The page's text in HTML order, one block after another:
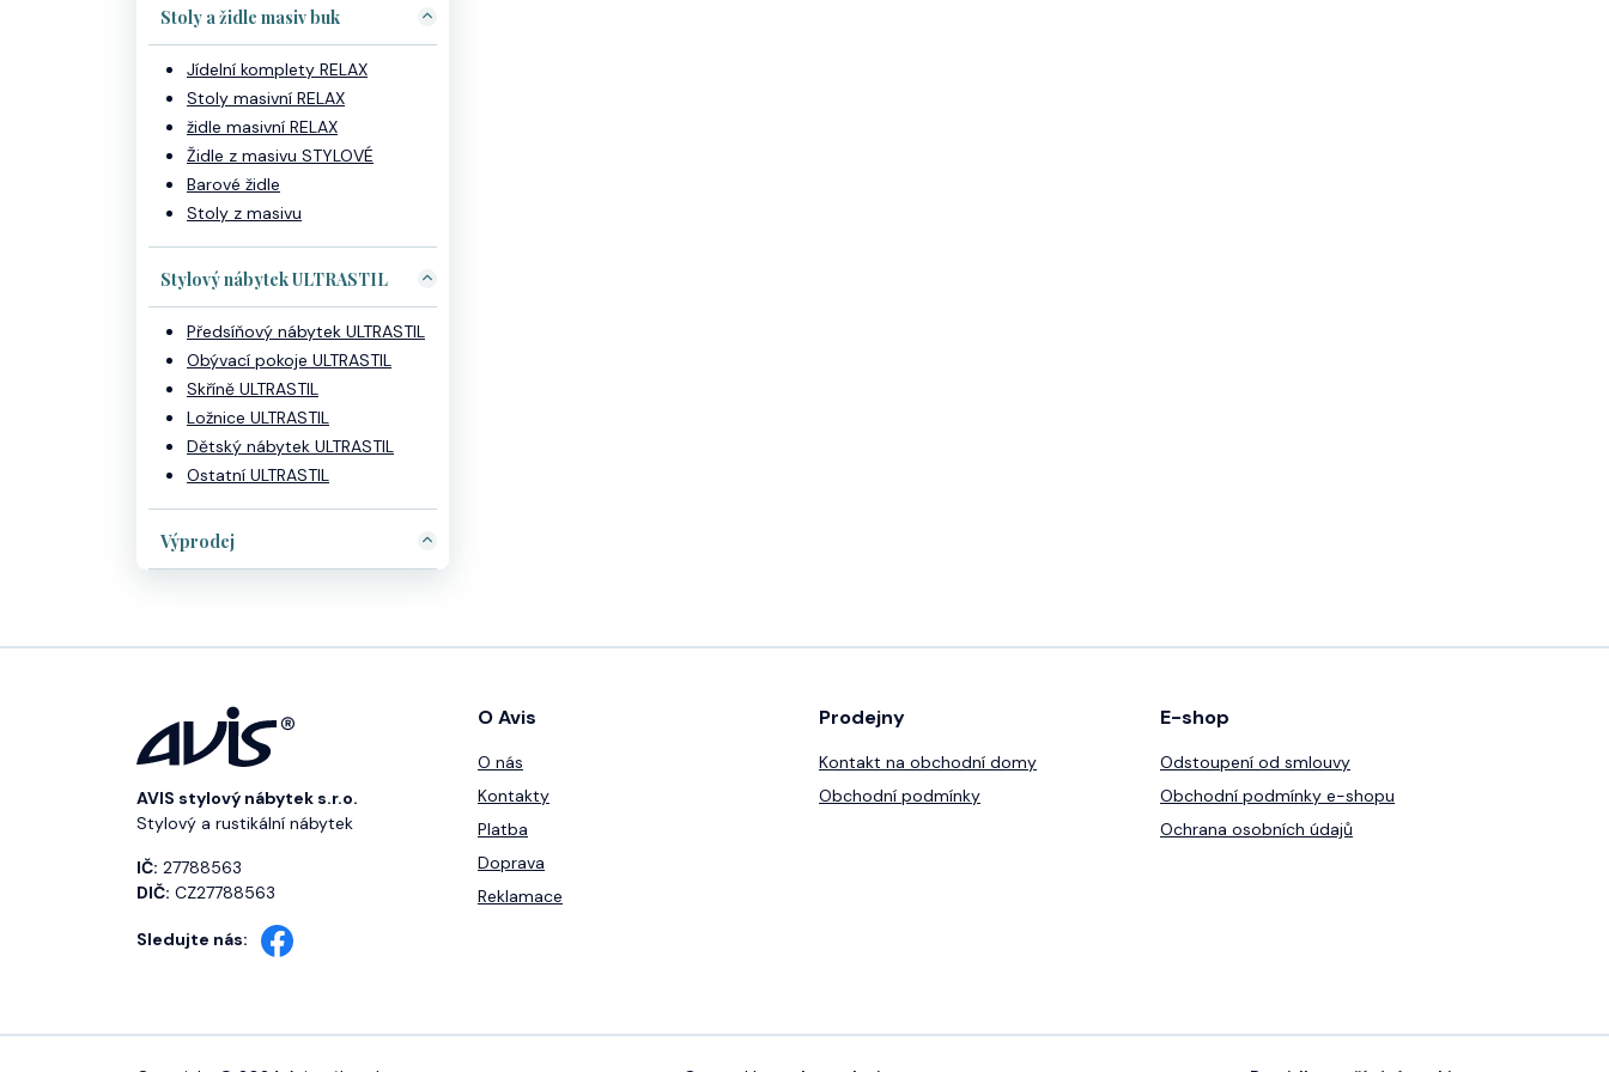
Stoly a židle masiv buk
Jídelní komplety RELAX
Stoly masivní RELAX
židle masivní RELAX
Židle z masivu STYLOVÉ
Barové židle
Stoly z masivu
Stylový nábytek ULTRASTIL
Předsíňový nábytek ULTRASTIL
Obývací pokoje ULTRASTIL
Skříně ULTRASTIL
Ložnice ULTRASTIL
Dětský nábytek ULTRASTIL
Ostatní ULTRASTIL
Výprodej
AVIS stylový nábytek s.r.o.
Stylový a rustikální nábytek
IČ: 27788563
DIČ: CZ27788563
Sledujte nás:
O Avis
O nás
Kontakty
Platba
Doprava
Reklamace
Prodejny
Kontakt na obchodní domy
Obchodní podmínky
E-shop
Odstoupení od smlouvy
Obchodní podmínky e-shopu
Ochrana osobních údajů